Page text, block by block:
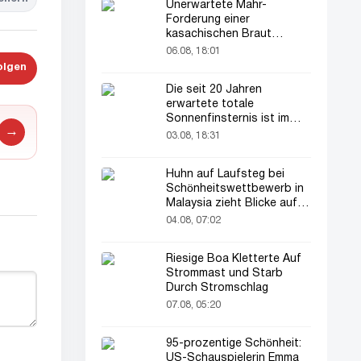
→
Unerwartete Mahr-
Forderung einer
kasachischen Braut
verblüfft alle
06.08, 18:01
Die seit 20 Jahren
erwartete totale
Sonnenfinsternis ist im
August zu sehen
03.08, 18:31
Huhn auf Laufsteg bei
Schönheitswettbewerb in
Malaysia zieht Blicke auf
sich
04.08, 07:02
Riesige Boa Kletterte Auf
Strommast und Starb
Durch Stromschlag
07.08, 05:20
95-prozentige Schönheit:
US-Schauspielerin Emma